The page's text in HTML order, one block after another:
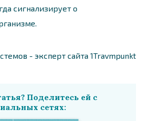
сигнализирует о
- эксперт сайта 1Travmpunkt
Поделитесь ей с
сетях: